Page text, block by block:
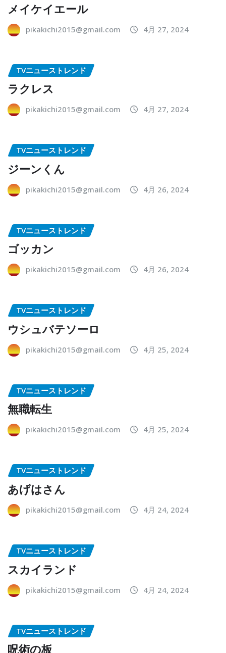
メイケイエール
pikakichi2015@gmail.com 4月 27, 2024
TVニューストレンド
ラクレス
pikakichi2015@gmail.com 4月 27, 2024
TVニューストレンド
ジーンくん
pikakichi2015@gmail.com 4月 26, 2024
TVニューストレンド
ゴッカン
pikakichi2015@gmail.com 4月 26, 2024
TVニューストレンド
ウシュバテソーロ
pikakichi2015@gmail.com 4月 25, 2024
TVニューストレンド
無職転生
pikakichi2015@gmail.com 4月 25, 2024
TVニューストレンド
あげはさん
pikakichi2015@gmail.com 4月 24, 2024
TVニューストレンド
スカイランド
pikakichi2015@gmail.com 4月 24, 2024
TVニューストレンド
呪術の板